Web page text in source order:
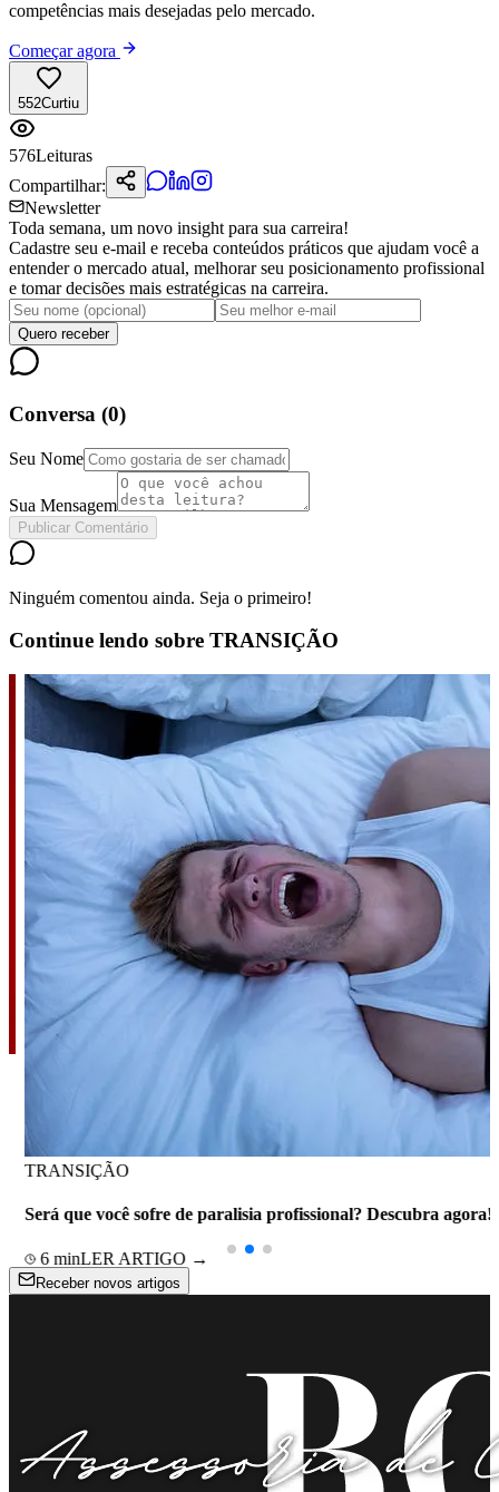
competências mais desejadas pelo mercado.
Começar agora
552Curtiu
576Leituras
Compartilhar:
Newsletter
Toda semana, um novo insight para sua carreira!
Cadastre seu e-mail e receba conteúdos práticos que ajudam você a
entender o mercado atual, melhorar seu posicionamento profissional
e tomar decisões mais estratégicas na carreira.
Quero receber
Conversa (0)
Seu Nome
Sua Mensagem
Publicar Comentário
Ninguém comentou ainda. Seja o primeiro!
Continue lendo sobre TRANSIÇÃO
TRANSIÇÃO
Será que você sofre de paralisia profissional? Descubra agora!
6minLER ARTIGO →
Receber novos artigos